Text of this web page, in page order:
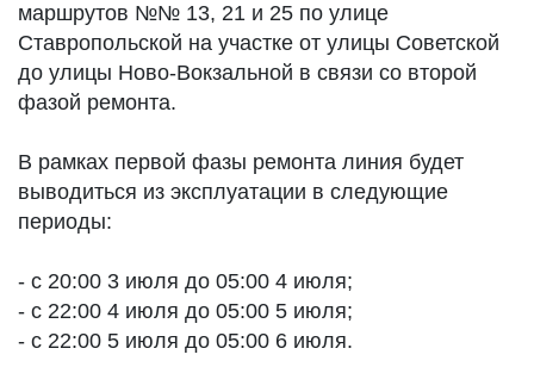
маршрутов №№ 13, 21 и 25 по улице
Ставропольской на участке от улицы Советской
до улицы Ново-Вокзальной в связи со второй
фазой ремонта.
В рамках первой фазы ремонта линия будет
выводиться из эксплуатации в следующие
периоды:
- с 20:00 3 июля до 05:00 4 июля;
- с 22:00 4 июля до 05:00 5 июля;
- с 22:00 5 июля до 05:00 6 июля.